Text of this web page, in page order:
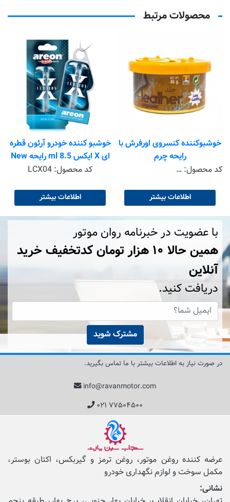
محصولات مرتبط
خوشبوکننده کنسروی اورفرش با
رایحه چرم
کد محصول:
EVO-LTHR 000313
اطلاعات بیشتر
خوشبو کننده خودرو آرئون قطره
ای X ایکس 8.5 ml رایحه New
Car
کد محصول: LCX04
اطلاعات بیشتر
با عضویت در خبرنامه روان موتور
همین حالا ۱۰ هزار تومان کد‌تخفیف خرید
آنلاین
دریافت کنید.
مشترک شوید
در صورت نیاز به اطلاعات بیشتر با ما تماس بگیرید.
info@ravanmotor.com
۰۲۱ ۷۷۵۰۴۵۰۰
عرضه کننده روغن موتور، روغن ترمز و گیربکس، اکتان بوستر،
مکمل‌ سوخت و لوازم نگهداری خودرو
نشانی: